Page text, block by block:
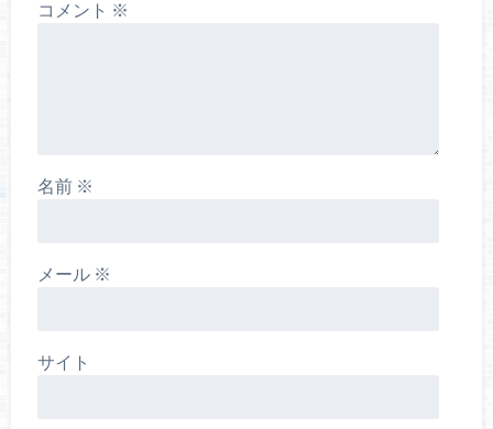
コメント ※
名前 ※
メール ※
サイト